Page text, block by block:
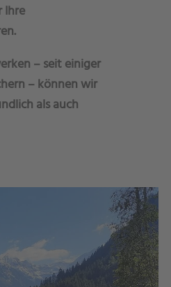
Ihre
– seit einiger
– können wir
als auch